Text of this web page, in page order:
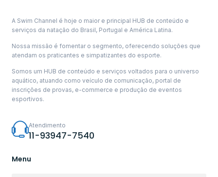
A Swim Channel é hoje o maior e principal HUB de conteúdo e
serviços da natação do Brasil, Portugal e América Latina.
Nossa missão é fomentar o segmento, oferecendo soluções que
atendam os praticantes e simpatizantes do esporte.
Somos um HUB de conteúdo e serviços voltados para o universo
aquático, atuando como veículo de comunicação, portal de
inscrições de provas, e-commerce e produção de eventos
esportivos.
Atendimento
11-93947-7540
Menu